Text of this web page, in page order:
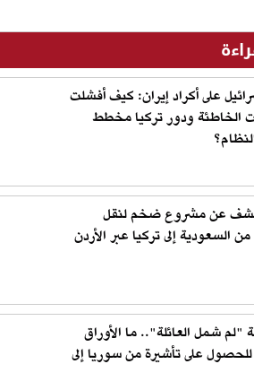
على أكراد إيران: كيف أفشلت
الخاطئة ودور تركيا مخطط
عن مشروع ضخم لنقل
من السعودية إلى تركيا عبر الأردن
"لم شمل العائلة".. ما الأوراق
للحصول على تأشيرة من سوريا إلى